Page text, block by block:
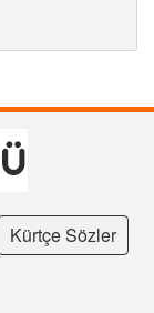
Kürtçe Sözler